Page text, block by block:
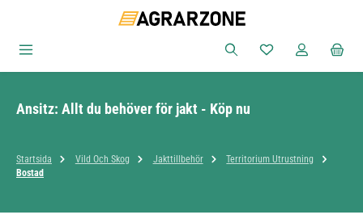
Du har 0 objekt i
Ansitz: Allt du behöver för jakt - Köp nu
Startsida Vild Och Skog Jakttillbehör
Territorium Utrustning
Bostad